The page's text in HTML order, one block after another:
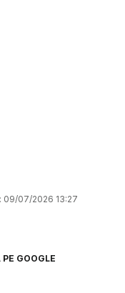
09/07/2026 13:27
GOOGLE